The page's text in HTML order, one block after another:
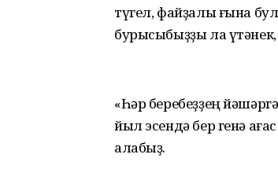
түгел, файҙалы ғына
бурысыбыҙҙы ла
«Һәр беребеҙҙең
йыл эсендә бер генә
алабыҙ.